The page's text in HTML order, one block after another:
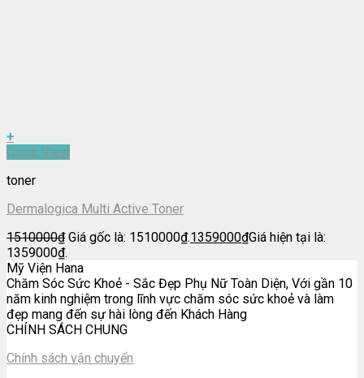
+
Quick View
toner
Dermalogica Multi Active Toner
1510000₫ Giá gốc là: 1510000₫.1359000₫Giá hiện tại là:
1359000₫.
Mỹ Viện Hana
Chăm Sóc Sức Khoẻ - Sắc Đẹp Phụ Nữ Toàn Diện, Với gần 10
năm kinh nghiệm trong lĩnh vực chăm sóc sức khoẻ và làm
đẹp mang đến sự hài lòng đến Khách Hàng
CHÍNH SÁCH CHUNG
Chính sách vận chuyển